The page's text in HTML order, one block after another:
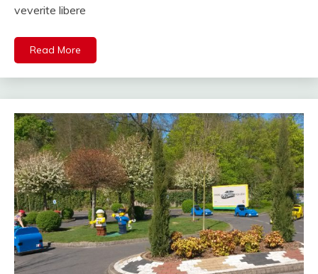
veverite libere
Read More